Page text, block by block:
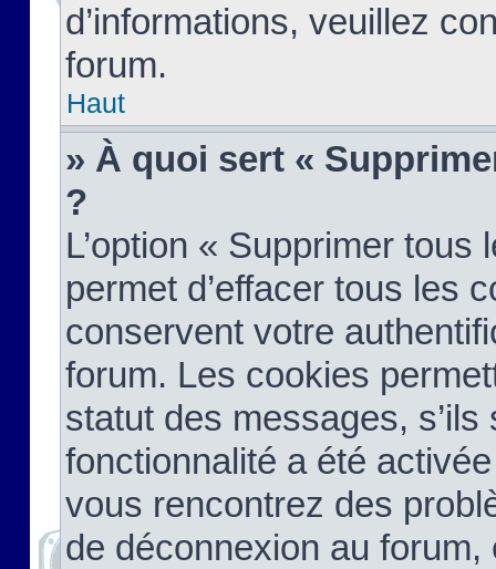
d’informations, veuillez
forum.
Haut
» À quoi sert «
?
L’option « Supprimer
permet d’effacer tous les
conservent votre
forum. Les cookies
statut des messages,
fonctionnalité a été
vous rencontrez des
de déconnexion au